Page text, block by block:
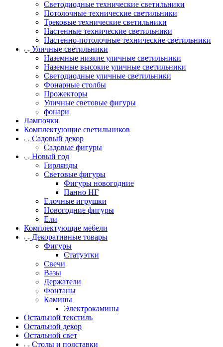
Светодиодные технические светильники
Потолочные технические светильники
Трековые технические светильники
Настенные технические светильники
Настенно-потолочные технические светильники
Уличные светильники
Наземные низкие уличные светильники
Наземные высокие уличные светильники
Светодиодные уличные светильники
Фонарные столбы
Прожекторы
Уличные световые фигуры
фонари
Лампочки
Комплектующие светильников
Садовый декор
Садовые фигуры
Новый год
Гирлянды
Световые фигуры
Фигуры новогодние
Панно НГ
Елочные игрушки
Новогодние фигуры
Ели
Комплектующие мебели
Декоративные товары
Фигуры
Статуэтки
Свечи
Вазы
Держатели
Фонтаны
Камины
Электрокамины
Остальной текстиль
Остальной декор
Остальной свет
Столы и подставки